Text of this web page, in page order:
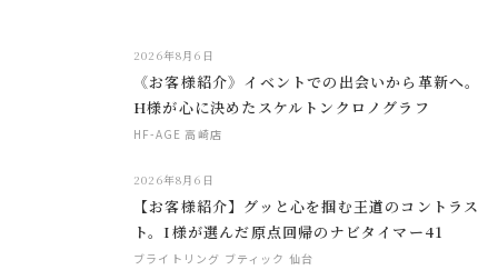
2026年8月6日
《お客様紹介》イベントでの出会いから革新へ。
H様が心に決めたスケルトンクロノグラフ
HF-AGE 高崎店
2026年8月6日
【お客様紹介】グッと心を掴む王道のコントラス
ト。I様が選んだ原点回帰のナビタイマー41
ブライトリング ブティック 仙台